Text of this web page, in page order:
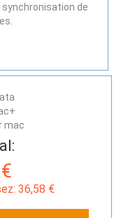
de
36,58 €